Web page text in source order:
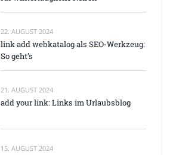
22. AUGUST 2024
link add webkatalog als SEO-Werkzeug:
So geht’s
21. AUGUST 2024
add your link: Links im Urlaubsblog
15. AUGUST 2024